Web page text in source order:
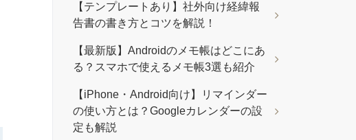
【テンプレートあり】社外向け経緯報
告書の書き方とコツを解説！
【最新版】Androidのメモ帳はどこにあ
る？スマホで使えるメモ帳3選も紹介
【iPhone・Android向け】リマインダー
の使い方とは？Googleカレンダーの設
定も解説